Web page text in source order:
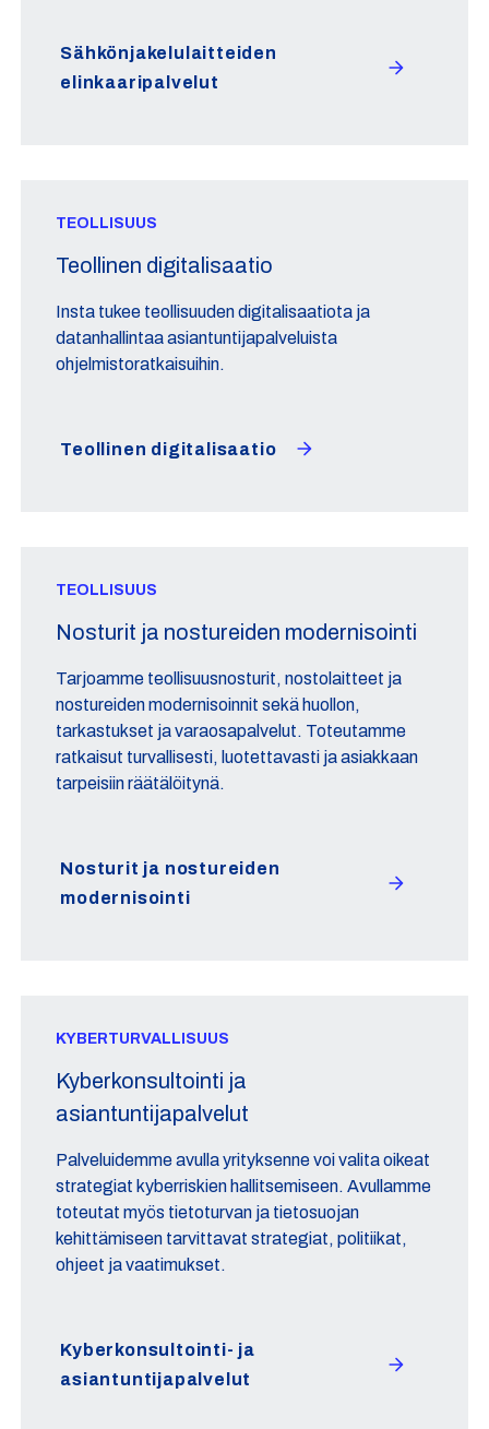
Sähkönjakelulaitteiden
elinkaaripalvelut
TEOLLISUUS
Teollinen digitalisaatio
Insta tukee teollisuuden digitalisaatiota ja
datanhallintaa asiantuntijapalveluista
ohjelmistoratkaisuihin.
Teollinen digitalisaatio
TEOLLISUUS
Nosturit ja nostureiden modernisointi
Tarjoamme teollisuusnosturit, nostolaitteet ja
nostureiden modernisoinnit sekä huollon,
tarkastukset ja varaosapalvelut. Toteutamme
ratkaisut turvallisesti, luotettavasti ja asiakkaan
tarpeisiin räätälöitynä.
Nosturit ja nostureiden
modernisointi
KYBERTURVALLISUUS
Kyberkonsultointi ja
asiantuntijapalvelut
Palveluidemme avulla yrityksenne voi valita oikeat
strategiat kyberriskien hallitsemiseen. Avullamme
toteutat myös tietoturvan ja tietosuojan
kehittämiseen tarvittavat strategiat, politiikat,
ohjeet ja vaatimukset.
Kyberkonsultointi- ja
asiantuntijapalvelut